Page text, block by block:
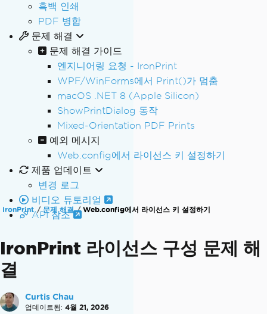
흑백 인쇄
PDF 병합
문제 해결
문제 해결 가이드
엔지니어링 요청 - IronPrint
WPF/WinForms에서 Print()가 멈춤
macOS .NET 8 (Apple Silicon)
ShowPrintDialog 동작
Mixed-Orientation PDF Prints
예외 메시지
Web.config에서 라이선스 키 설정하기
제품 업데이트
변경 로그
비디오 튜토리얼
API 참조
IronPrint 문제 해결 Web.config에서 라이선스 키 설정하기
IronPrint 라이선스 구성 문제 해
결
Curtis Chau
업데이트됨: 4월 21, 2026